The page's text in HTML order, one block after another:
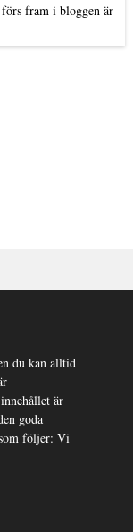
fram i bloggen är
du kan alltid
är
goda
följer: Vi